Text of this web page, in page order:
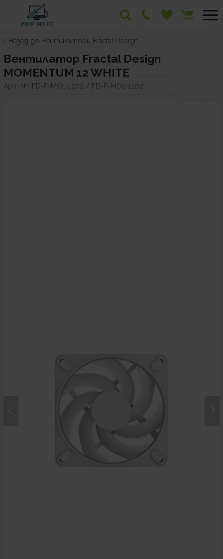
Назад до Вентилатори Fractal Design
Вентилатор Fractal Design
MOMENTUM 12 WHITE
Арт.№: FD-F-MO1-1202 / FD-F-MO1-1202